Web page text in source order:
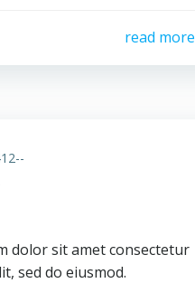
read more
dolor sit amet consectetur
sed do eiusmod.